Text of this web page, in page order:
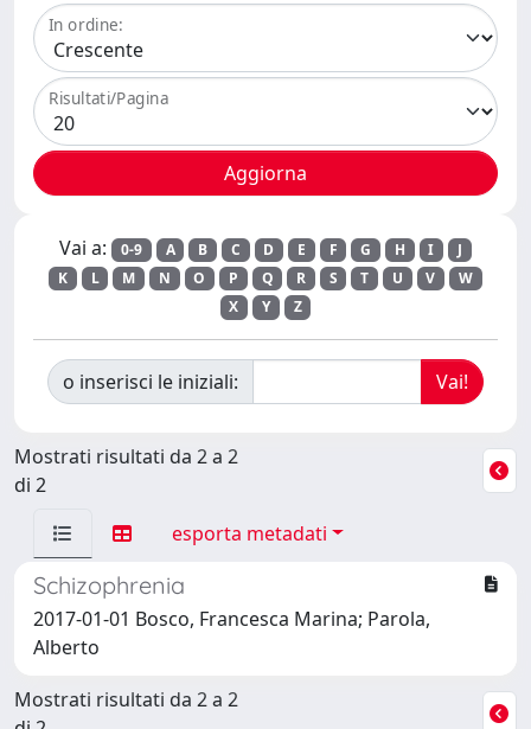
In ordine:
Risultati/Pagina
Vai a: 0-9 A B C D E F G H I
J
K
L M N O P Q R S T U V
W
X
Y Z
o inserisci le iniziali:
Mostrati risultati da 2 a 2
di 2
esporta metadati
Schizophrenia
2017-01-01 Bosco, Francesca Marina; Parola,
Alberto
Mostrati risultati da 2 a 2